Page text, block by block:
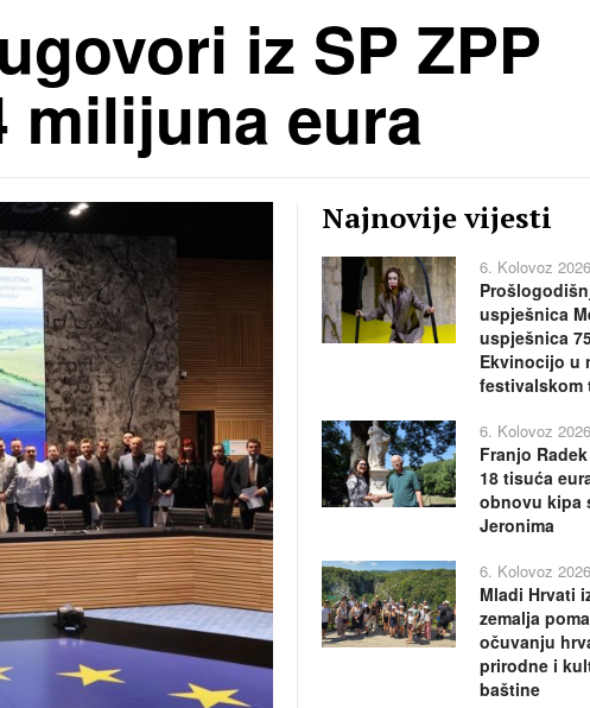
iz SP ZPP
milijuna eura
Najnovije vijesti
6. Kolovoz
uspješnica
uspješnica
Ekvinocijo u
festivalskom
6. Kolovoz
Franjo
18 tisuća
obnovu kipa
Jeronima
6. Kolovoz
Mladi Hrvati
zemalja
očuvanju
prirodne i
baštine